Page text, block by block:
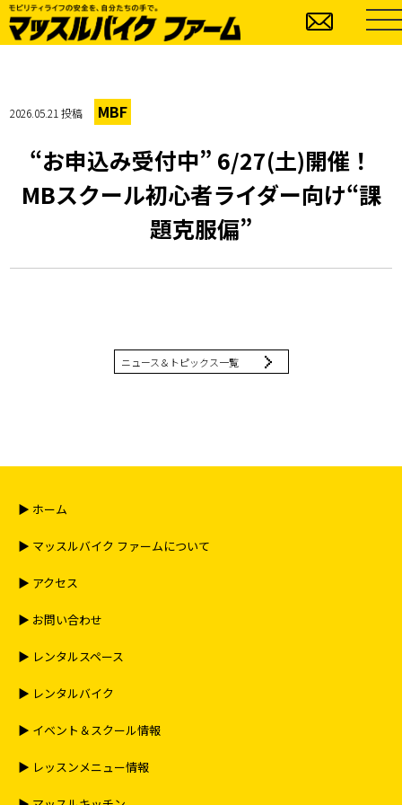
2026.05.21 投稿 MBF
“お申込み受付中” 6/27(土)開催！
MBスクール初心者ライダー向け“課
題克服偏”
ニュース＆トピックス一覧
▶︎ ホーム
▶︎ マッスルバイク ファームについて
▶︎ アクセス
▶︎ お問い合わせ
▶︎ レンタルスペース
▶︎ レンタルバイク
▶︎ イベント＆スクール情報
▶︎ レッスンメニュー情報